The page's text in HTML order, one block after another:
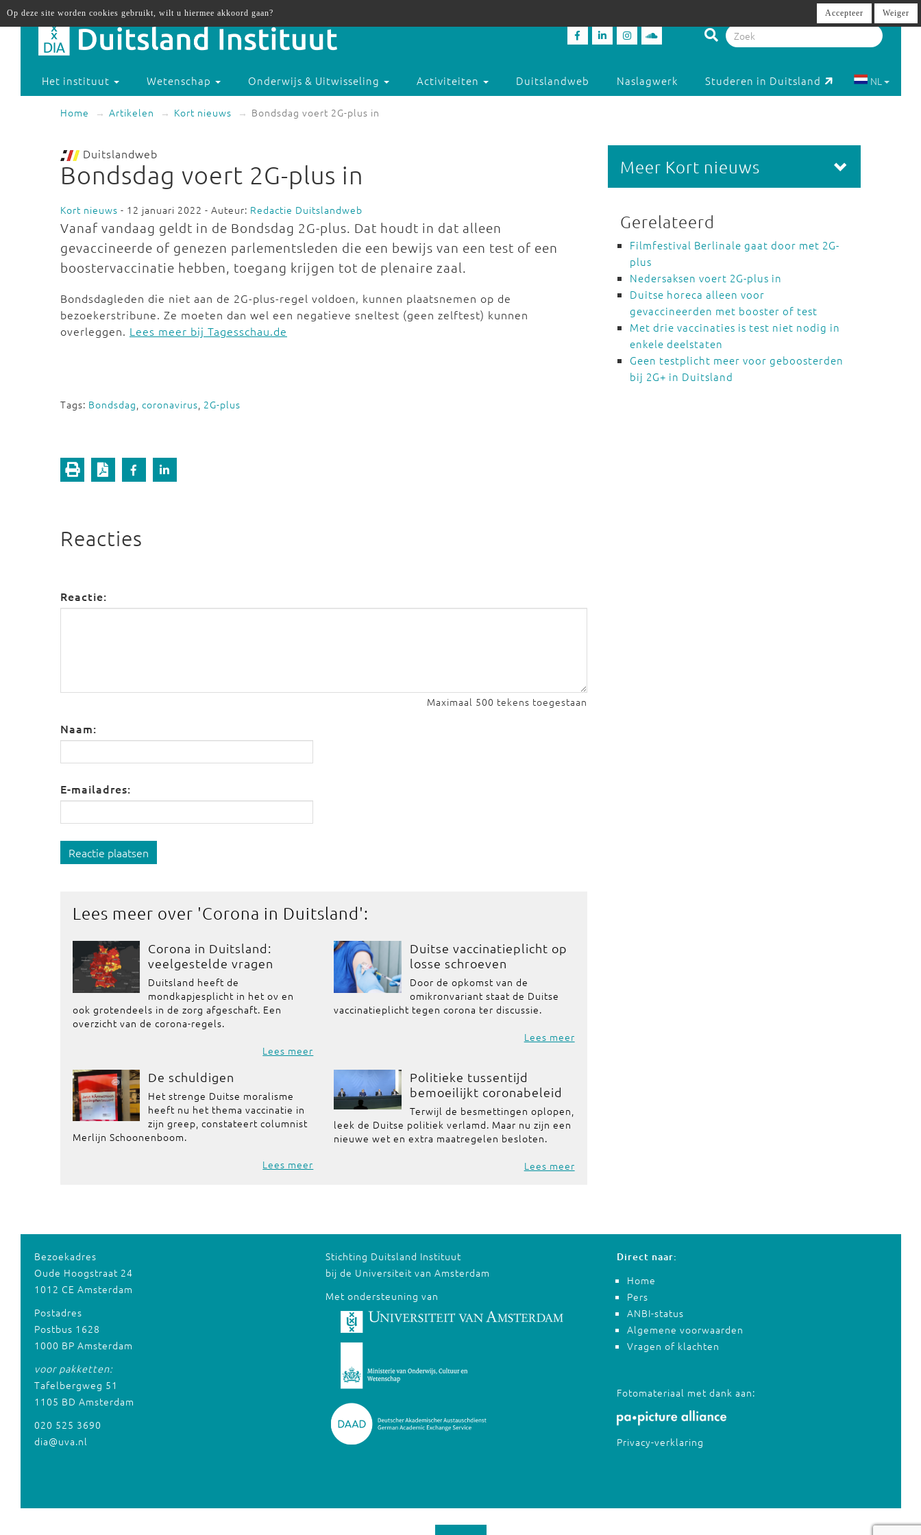
Het instituut Wetenschap Onderwijs & Uitwisseling Activiteiten Duitslandweb Naslagwerk Studeren in Duitsland NL
Home Artikelen Kort nieuws Bondsdag voert 2G-plus in
Duitslandweb
Bondsdag voert 2G-plus in
Kort nieuws - 12 januari 2022 - Auteur: Redactie Duitslandweb
Vanaf vandaag geldt in de Bondsdag 2G-plus. Dat houdt in dat alleen
gevaccineerde of genezen parlementsleden die een bewijs van een test of een
boostervaccinatie hebben, toegang krijgen tot de plenaire zaal.
Bondsdagleden die niet aan de 2G-plus-regel voldoen, kunnen plaatsnemen op de
bezoekerstribune. Ze moeten dan wel een negatieve sneltest (geen zelftest) kunnen
overleggen. Lees meer bij Tagesschau.de
Tags: Bondsdag, coronavirus, 2G-plus
Reacties
Reactie:
Maximaal 500 tekens toegestaan
Naam:
E-mailadres:
Reactie plaatsen
Lees meer over 'Corona in Duitsland':
Corona in Duitsland:
veelgestelde vragen
Duitsland heeft de
mondkapjesplicht in het ov en
ook grotendeels in de zorg afgeschaft. Een
overzicht van de corona-regels.
Lees meer
Duitse vaccinatieplicht op
losse schroeven
Door de opkomst van de
omikronvariant staat de Duitse
vaccinatieplicht tegen corona ter discussie.
Lees meer
De schuldigen
Het strenge Duitse moralisme
heeft nu het thema vaccinatie in
zijn greep, constateert columnist
Merlijn Schoonenboom.
Lees meer
Politieke tussentijd
bemoeilijkt coronabeleid
Terwijl de besmettingen oplopen,
leek de Duitse politiek verlamd. Maar nu zijn een
nieuwe wet en extra maatregelen besloten.
Lees meer
Meer Kort nieuws
Gerelateerd
Filmfestival Berlinale gaat door met 2G-
plus
Nedersaksen voert 2G-plus in
Duitse horeca alleen voor
gevaccineerden met booster of test
Met drie vaccinaties is test niet nodig in
enkele deelstaten
Geen testplicht meer voor geboosterden
bij 2G+ in Duitsland
Bezoekadres
Oude Hoogstraat 24
1012 CE Amsterdam
Postadres
Postbus 1628
1000 BP Amsterdam
voor pakketten:
Tafelbergweg 51
1105 BD Amsterdam
020 525 3690
dia@uva.nl
Stichting Duitsland Instituut
bij de Universiteit van Amsterdam
Met ondersteuning van
Direct naar:
Home
Pers
ANBI-status
Algemene voorwaarden
Vragen of klachten
Fotomateriaal met dank aan:
Privacy-verklaring
Op deze site worden cookies gebruikt, wilt u hiermee akkoord gaan? Accepteer Weiger